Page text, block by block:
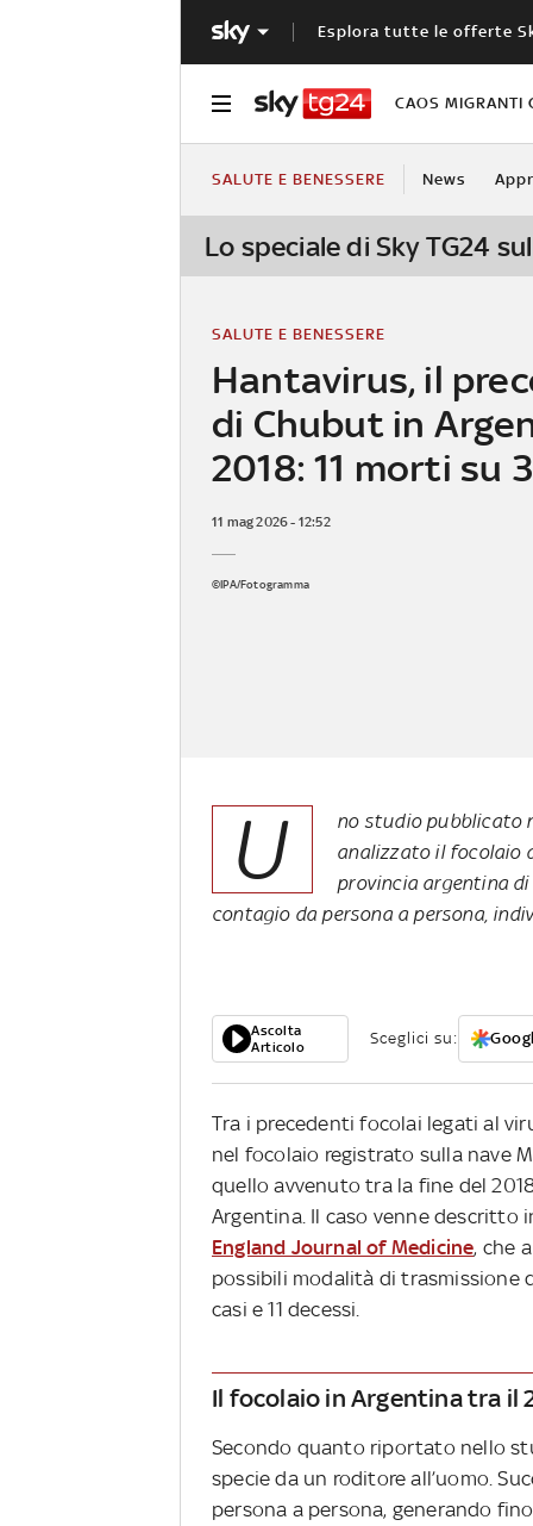
Esplora tutte le offerte
CAOS MIGRANTI
SALUTE E BENESSERE News
Lo speciale di Sky TG24
Hantavirus, il
di Chubut in
2018: 11 morti su
SALUTE E BENESSERE
11 mag 2026 - 12:52
©IPA/Fotogramma
U
no studio pubblicato
analizzato il focolaio
provincia argentina
contagio da persona a persona,
Ascolta
Articolo
Sceglici su:
Tra i precedenti focolai legati al
nel focolaio registrato sulla nave
quello avvenuto tra la fine del
Argentina. Il caso venne descritto
England Journal of Medicine, che
possibili modalità di trasmissione
casi e 11 decessi.
Il focolaio in Argentina tra il
Secondo quanto riportato nello
specie da un roditore all’uomo.
persona a persona, generando